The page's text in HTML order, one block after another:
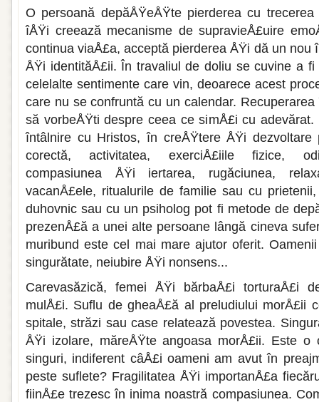
O persoană depăÅŸeÅŸte pierderea cu
îÅŸi creează me­canisme de supravieÅ£uire
continua viaÅ£a, acceptă pierderea ÅŸi dă un nou
ÅŸi identităÅ£ii. În travaliul de doliu se cuvine a
celelalte senti­mente care vin, deoarece acest
care nu se confruntă cu un calendar.
să vorbeÅŸti despre ceea ce simÅ£i cu
întâl­nire cu Hristos, în creÅŸtere ÅŸi dezvoltare
corectă, activitatea, exerciÅ£iile fizice,
compasiunea ÅŸi iertarea, rugăciunea,
vacanÅ£ele, ritualuri­le de familie sau cu
duhovnic sau cu un psiholog pot fi metode de
prezenÅ£ă a unei alte persoane lângă cineva
muribund este cel mai mare ajutor oferit.
singurătate, neiubire ÅŸi nonsens...
Carevasăzică, femei ÅŸi bărbaÅ£i torturaÅ£i
mulÅ£i. Suflu de gheaÅ£ă al preludiului morÅ£ii
spitale, străzi sau case relatea­ză povestea.
ÅŸi izolare, măreÅŸte angoasa morÅ£ii. Este o
singuri, in­diferent câÅ£i oameni am avut în
peste suflete? Fragilitatea ÅŸi importanÅ£a
fiinÅ£e trezesc în inima noastră compasiunea.